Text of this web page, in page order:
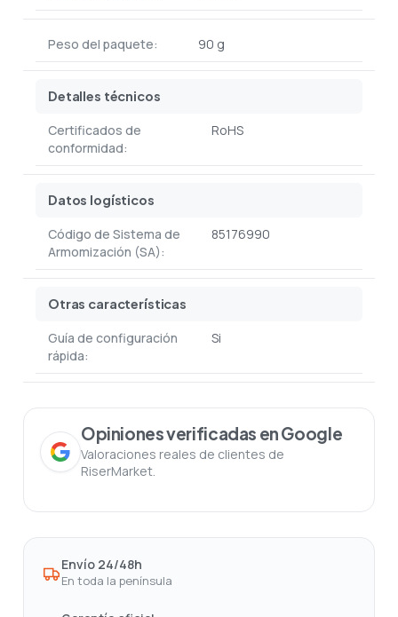
Peso del paquete: 90 g
Detalles técnicos
Certificados de
conformidad:
RoHS
Datos logísticos
Código de Sistema de
Armomización (SA):
85176990
Otras características
Guía de configuración
rápida:
Si
Opiniones verificadas en Google
Valoraciones reales de clientes de
RiserMarket.
Envío 24/48h
En toda la península